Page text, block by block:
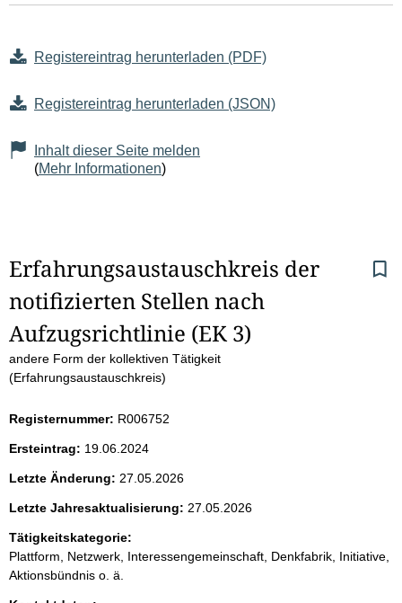
Registereintrag herunterladen (PDF)
Registereintrag herunterladen (JSON)
Inhalt dieser Seite melden
(Mehr Informationen)
S
e
i
t
e
n
i
n
h
Erfahrungsaustauschkreis der
notifizierten Stellen nach
Aufzugsrichtlinie (EK 3)
andere Form der kollektiven Tätigkeit
(Erfahrungsaustauschkreis)
Registernummer: R006752
Ersteintrag: 19.06.2024
Letzte Änderung: 27.05.2026
Letzte Jahresaktualisierung: 27.05.2026
Tätigkeitskategorie:
Plattform, Netzwerk, Interessengemeinschaft, Denkfabrik, Initiative,
Aktionsbündnis o. ä.